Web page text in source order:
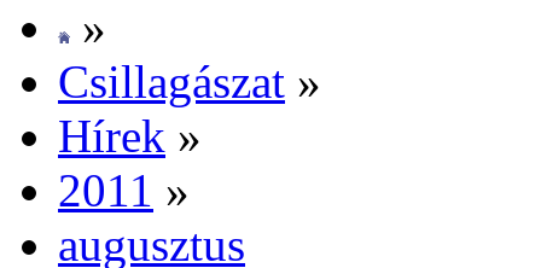
»
Csil­la­gá­szat »
Hí­rek »
2011 »
au­gusz­tus